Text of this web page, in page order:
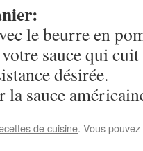
le beurre en
sauce qui
désirée.
sauce
de cuisine. Vous